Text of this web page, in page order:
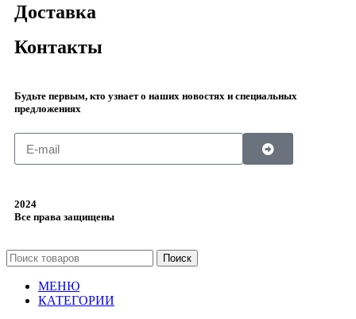
Доставка
Контакты
Будьте первым, кто узнает о наших новостях и специальных
предложениях
2024
Все права защищены
Поиск
МЕНЮ
КАТЕГОРИИ